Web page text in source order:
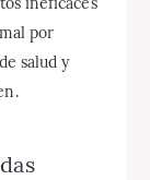
por
salud y